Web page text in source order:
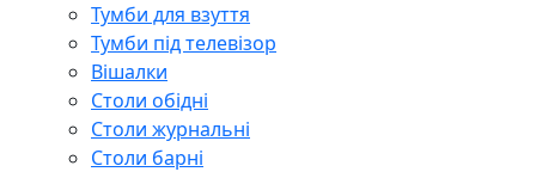
Тумби для взуття
Тумби під телевізор
Вішалки
Столи обідні
Столи журнальні
Столи барні